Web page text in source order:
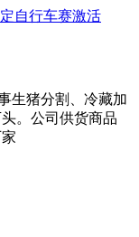
自行车赛激活
生猪分割、冷藏加
。公司供货商品